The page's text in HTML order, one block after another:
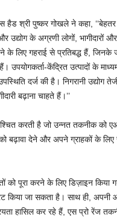
श्री पुष्कर गोखले ने कहा, ‘‘बेहतर
उद्योग के अग्रणी लोगों, भागीदारों
लिए गहराई से प्रतिबद्ध हैं, जिनके
केंद्रित उत्पादों के
दर्ज की है। निगरानी उद्योग
बढ़ाना चाहते हैं।’’
करती है जो उन्नत तकनीक
देने और अपने ग्राहकों के लिए
पूरा करने के लिए डिज़ाइन किया
किया जा सकता है। साथ ही,
हासिल कर रहे हैं, एस प्रो रेंज